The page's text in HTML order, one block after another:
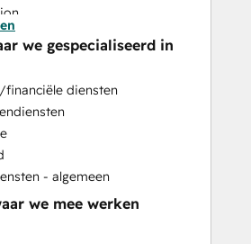
Marketing Services
Optimization
we gespecialiseerd in
financiële diensten
- algemeen
we mee werken